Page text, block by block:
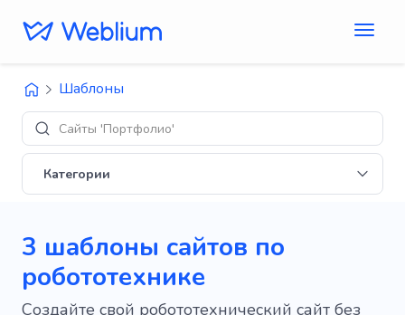
Шаблоны
Сайты 'Портфолио'
Категории
3 шаблоны сайтов по
робототехнике
Создайте свой робототехнический сайт без